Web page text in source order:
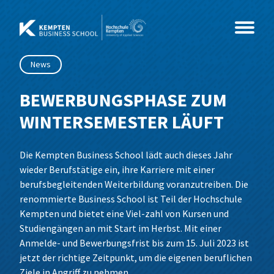
Inhalt
springen
Studium
Master
Beratung, Organisationsentwicklung &
Coaching
Wirtschaftspsychologie
MBA
MBA International Business Management
and Leadership
MBA Future Skills und Führung im Wandel
Weiterbildung
Weiterbildungs-Check
Kurse
Coaching & Psychologie
Business Coaching
Leading Change
Networking & Wirkung
Grundlagen der Wirtschaftspsychologie
Gesundheit & Soziales
Sozialmanagement
IT & Technik
Data Science und Business Analytics
Wirtschaft & Management
Events
Info-Sessions
Alumni im Dialog
Sales Innovation Forum – 2026
Über Uns
News
Team
News
BEWERBUNGSPHASE ZUM
WINTERSEMESTER LÄUFT
Die Kempten Business School lädt auch dieses Jahr
wieder Berufstätige ein, ihre Karriere mit einer
berufsbegleitenden Weiterbildung voranzutreiben. Die
renommierte Business School ist Teil der Hochschule
Kempten und bietet eine Viel-zahl von Kursen und
Studiengängen an mit Start im Herbst. Mit einer
Anmelde- und Bewerbungsfrist bis zum 15. Juli 2023 ist
jetzt der richtige Zeitpunkt, um die eigenen beruflichen